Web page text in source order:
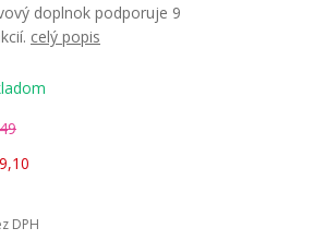
doplnok podporuje 9
celý popis
DPH